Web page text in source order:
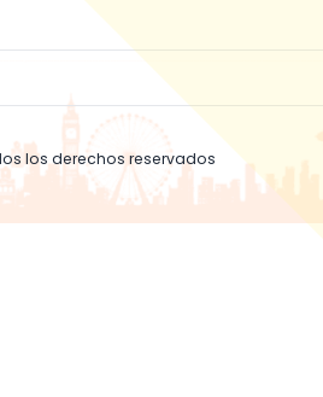
los derechos reservados